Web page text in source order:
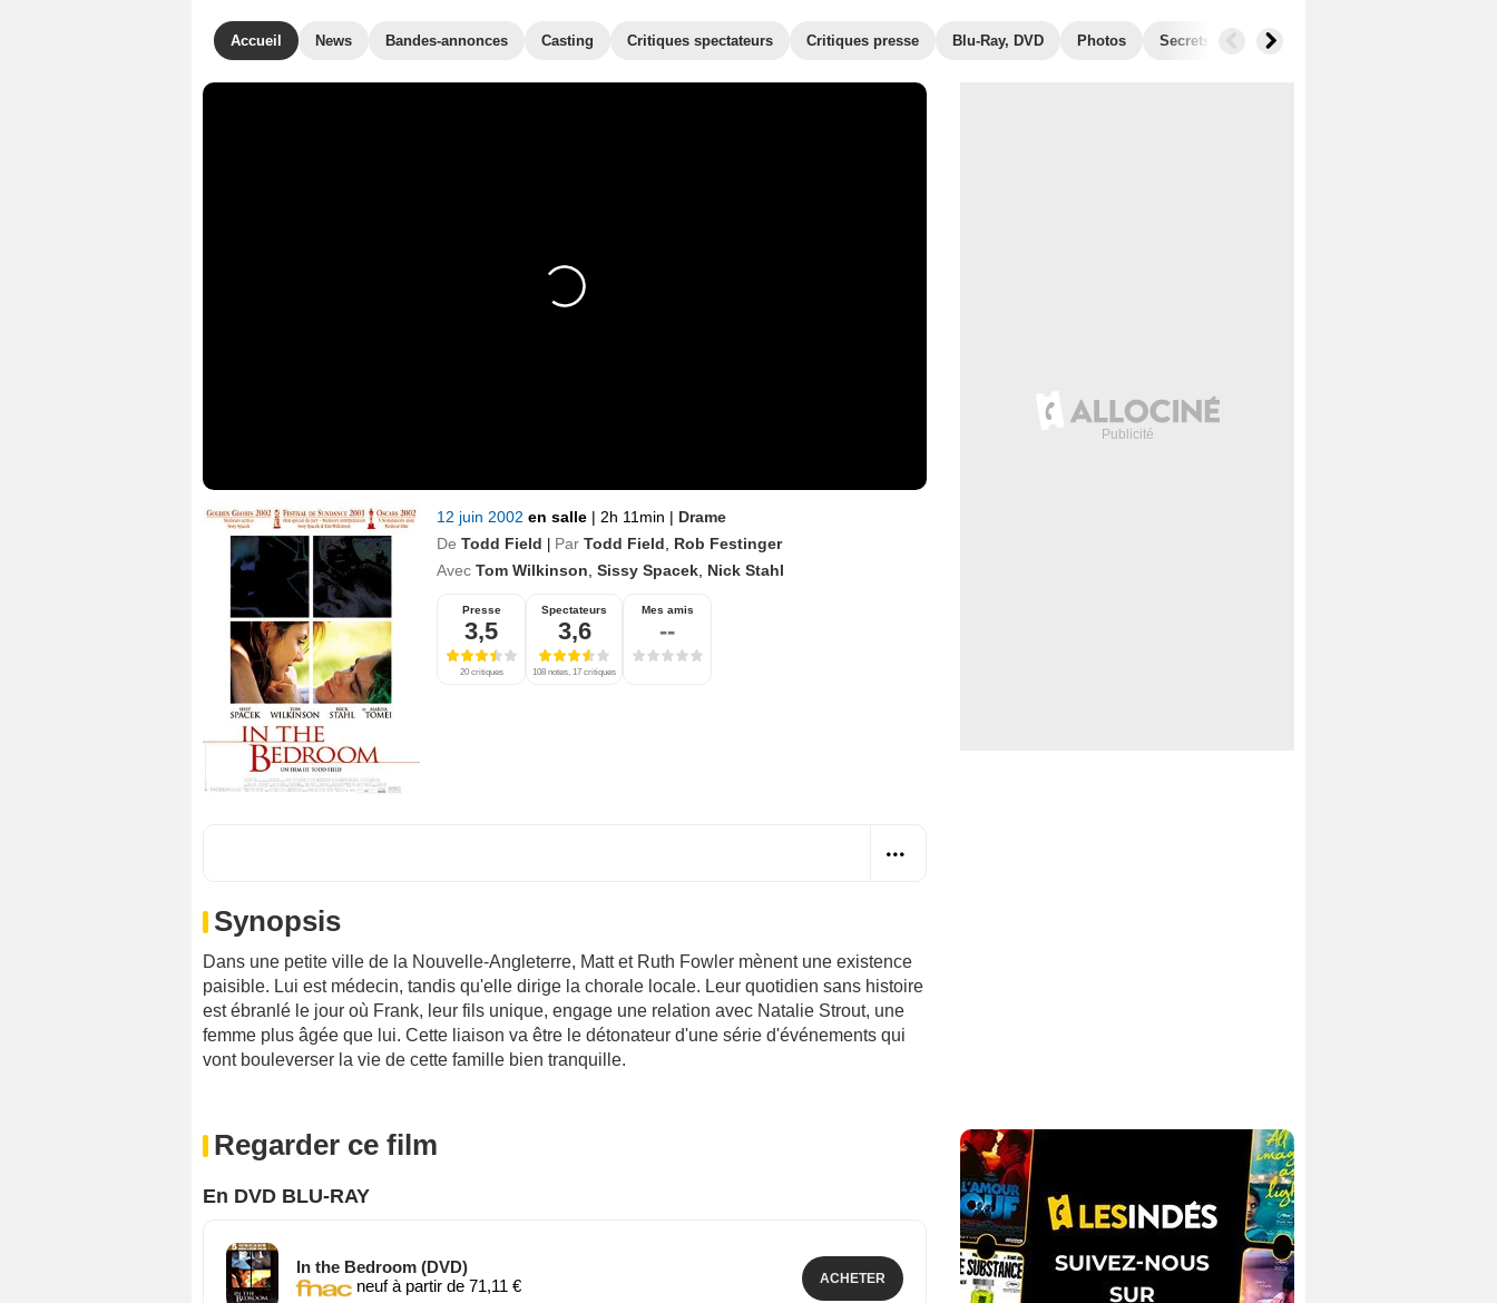
Accueil News Bandes-annonces Casting Critiques spectateurs Critiques presse Blu-Ray, DVD Photos Secrets de tournage
12 juin 2002 en salle | 2h 11min | Drame
De Todd Field | Par Todd Field
Rob Festinger
Avec Tom Wilkinson Sissy Spacek Nick Stahl
Presse
3,5
20 critiques
Spectateurs
3,6
108 notes, 17 critiques
Mes amis
--
Synopsis
Dans une petite ville de la Nouvelle-Angleterre, Matt et Ruth Fowler mènent une existence
paisible. Lui est médecin, tandis qu'elle dirige la chorale locale. Leur quotidien sans histoire
est ébranlé le jour où Frank, leur fils unique, engage une relation avec Natalie Strout, une
femme plus âgée que lui. Cette liaison va être le détonateur d'une série d'événements qui
vont bouleverser la vie de cette famille bien tranquille.
Regarder ce film
En DVD BLU-RAY
In the Bedroom (DVD)
neuf à partir de 71,11 €
ACHETER